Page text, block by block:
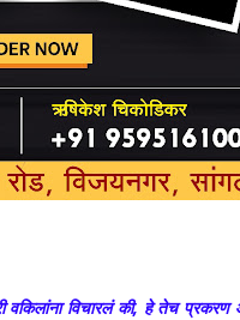
वकिलांना विचारलं की, हे तेच